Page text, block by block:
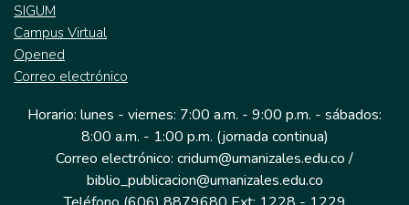
SIGUM
Campus Virtual
Opened
Correo electrónico
Horario: lunes - viernes: 7:00 a.m. - 9:00 p.m. - sábados:
8:00 a.m. - 1:00 p.m. (jornada continua)
Correo electrónico: cridum@umanizales.edu.co /
biblio_publicacion@umanizales.edu.co